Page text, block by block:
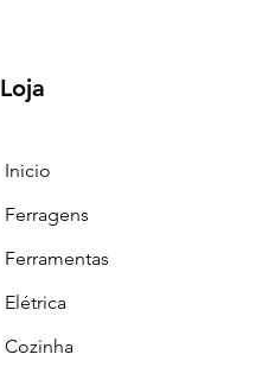
Loja
Inicio
Ferragens
Ferramentas
Elétrica
Cozinha